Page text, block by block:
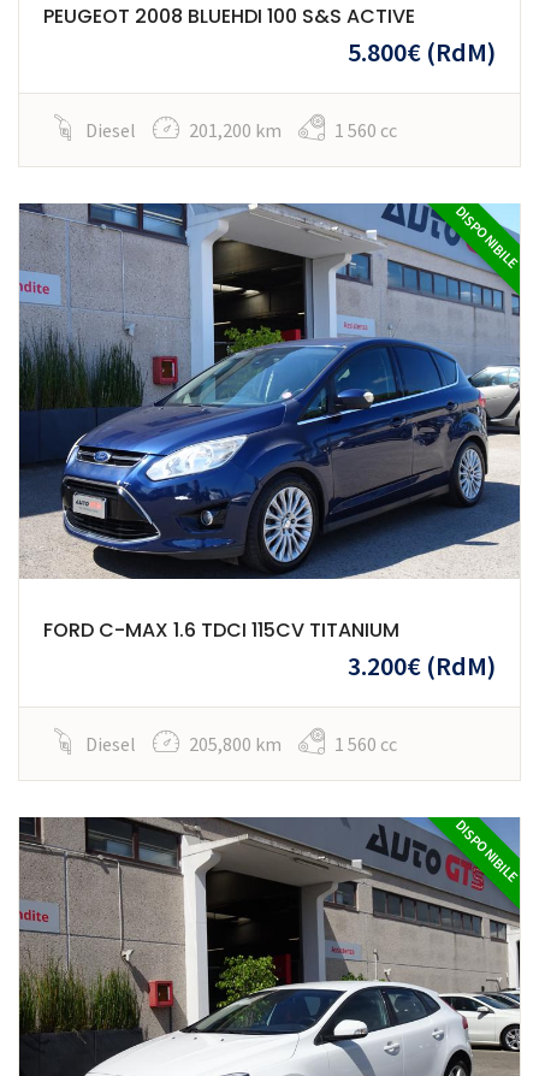
PEUGEOT 2008 BLUEHDI 100 S&S ACTIVE
5.800€ (RdM)
Diesel 201,200 km 1 560 cc
DISPONIBILE
FORD C-MAX 1.6 TDCI 115CV TITANIUM
3.200€ (RdM)
Diesel 205,800 km 1 560 cc
DISPONIBILE